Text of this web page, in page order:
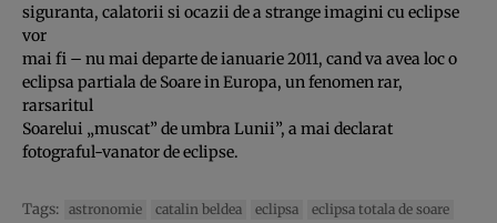
siguranta, calatorii si ocazii de a strange imagini cu eclipse
vor
mai fi – nu mai departe de ianuarie 2011, cand va avea loc o
eclipsa partiala de Soare in Europa, un fenomen rar,
rarsaritul
Soarelui „muscat” de umbra Lunii”, a mai declarat
fotograful-vanator de eclipse.
Tags: astronomie catalin beldea eclipsa
eclipsa totala de soare